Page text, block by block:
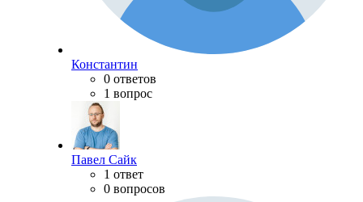
Константин
0 ответов
1 вопрос
Павел Сайк
1 ответ
0 вопросов